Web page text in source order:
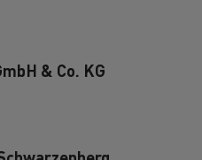
& Co. KG